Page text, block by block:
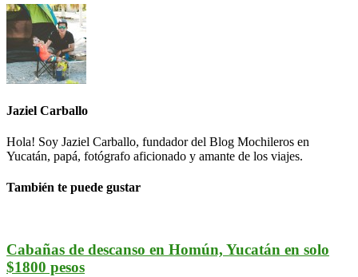
Jaziel Carballo
Hola! Soy Jaziel Carballo, fundador del Blog Mochileros en
Yucatán, papá, fotógrafo aficionado y amante de los viajes.
También te puede gustar
Cabañas de descanso en Homún, Yucatán en solo
$1800 pesos